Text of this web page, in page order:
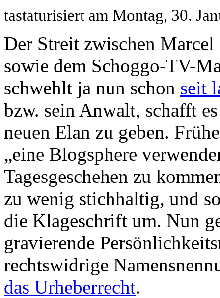
tastaturisiert am Montag, 30.
Der Streit zwischen
sowie dem Schoggo-TV-
schwehlt ja nun schon seit
bzw. sein Anwalt, schafft
neuen Elan zu geben.
„eine Blogsphere
Tagesgeschehen zu
zu wenig stichhaltig, und
die Klageschrift um. Nun
gravierende
rechtswidrige
das Urheberrecht.